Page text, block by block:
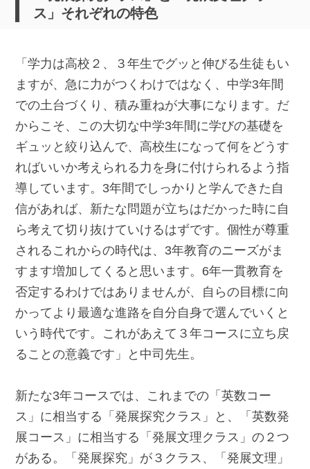
ス」それぞれの特色
「学力は高校２、３年生でグッと伸びる生徒もい
ますが、急に力がつくわけではなく、中学3年間
での土台づくり、積み重ねが大事になります。だ
からこそ、この大切な中学3年間に学びの基礎を
ギュッと絞り込んで、高校生になって何をどうす
ればいいか考えられる力を身に付けられるよう指
導しています。3年間でしっかりと学んできた自
信があれば、新たな問題が立ちはだかった時に自
ら考えて切り抜けていけるはずです。個性が尊重
されるこれからの時代は、3年教育のニーズがま
すます増加してくると思います。6年一貫教育を
否定するわけではありませんが、自らの目標に向
かってより最適な進路を自分自身で選んでいくと
いう時代です。これがあえて３年コースに立ち戻
ることの意義です」と中司先生。
新たな3年コースでは、これまでの「英数コー
ス」に相当する「発展探究クラス」と、「英数発
展コース」に相当する「発展文理クラス」の２つ
がある。「発展探究」が３クラス、「発展文理」